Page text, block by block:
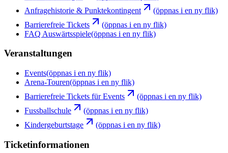
Anfragehistorie & Punktekontingent
(öppnas i en ny flik)
Barrierefreie Tickets
(öppnas i en ny flik)
FAQ Auswärtsspiele(öppnas i en ny flik)
Veranstaltungen
Events(öppnas i en ny flik)
Arena-Touren(öppnas i en ny flik)
Barrierefreie Tickets für Events
(öppnas i en ny flik)
Fussballschule
(öppnas i en ny flik)
Kindergeburtstage
(öppnas i en ny flik)
Ticketinformationen